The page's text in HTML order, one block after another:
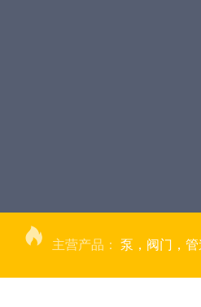
主营产品： 泵，阀门，